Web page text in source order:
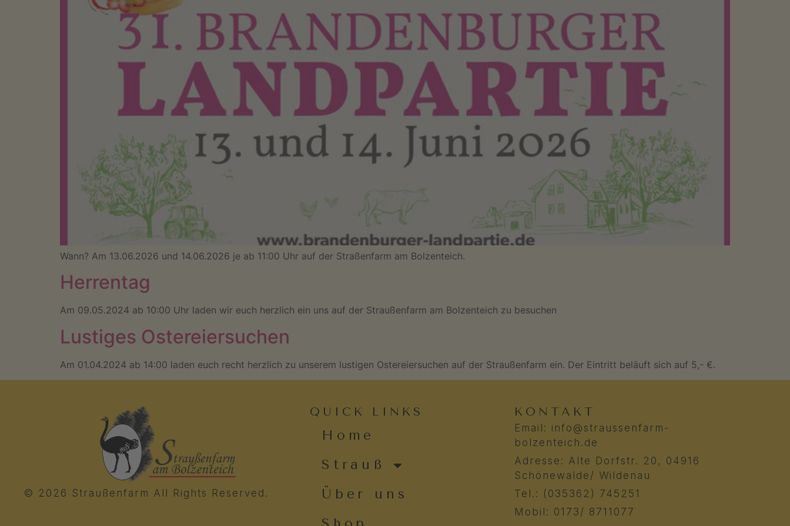
Wann? Am 13.06.2026 und 14.06.2026 je ab 11:00 Uhr auf der Straßenfarm am Bolzenteich.
Herrentag
Am 09.05.2024 ab 10:00 Uhr laden wir euch herzlich ein uns auf der Straußenfarm am Bolzenteich zu besuchen
Lustiges Ostereiersuchen
Am 01.04.2024 ab 14:00 laden euch recht herzlich zu unserem lustigen Ostereiersuchen auf der Straußenfarm ein. Der Eintritt beläuft sich auf 5,- €.
© 2026 Straußenfarm All Rights Reserved.
QUICK LINKS
Home
Strauß
Über uns
KONTAKT
Email: info@straussenfarm-
bolzenteich.de
Adresse: Alte Dorfstr. 20, 04916
Schönewalde/ Wildenau
Tel.: (035362) 745251
Mobil: 0173/ 8711077